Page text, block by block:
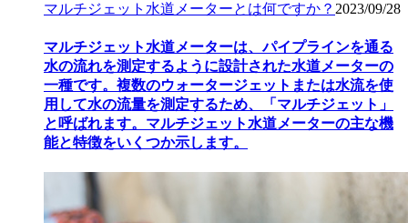
マルチジェット水道メーターとは何ですか？ 2023/09/28
マルチジェット水道メーターは、パイプラインを通る
水の流れを測定するように設計された水道メーターの
一種です。複数のウォータージェットまたは水流を使
用して水の流量を測定するため、「マルチジェット」
と呼ばれます。マルチジェット水道メーターの主な機
能と特徴をいくつか示します。